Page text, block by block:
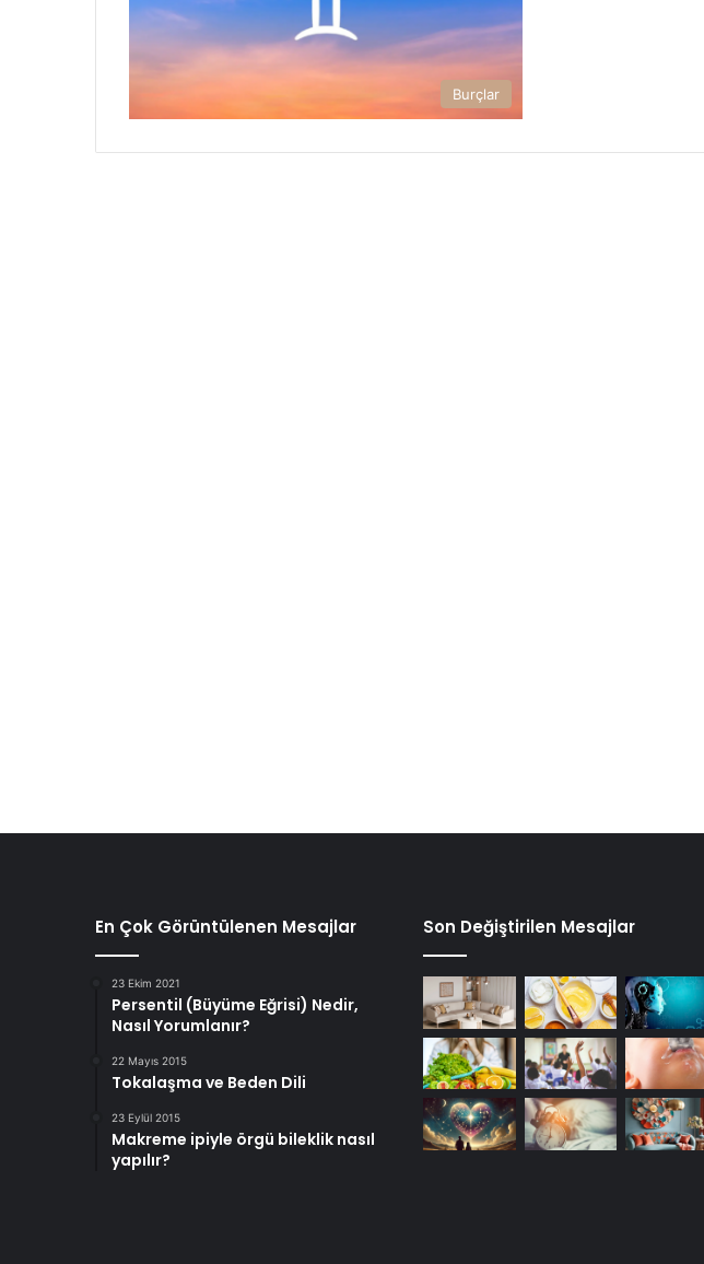
Burçlar
En Çok Görüntülenen Mesajlar
23 Ekim 2021
Persentil (Büyüme Eğrisi) Nedir,
Nasıl Yorumlanır?
22 Mayıs 2015
Tokalaşma ve Beden Dili
23 Eylül 2015
Makreme ipiyle örgü bileklik nasıl
yapılır?
Son Değiştirilen Mesajlar